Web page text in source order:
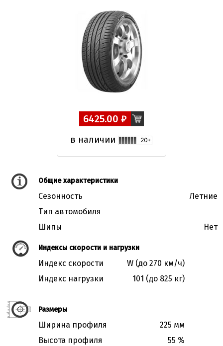
6425.00 ₽
в наличии
Общие характеристики
Сезонность
Летние
Тип автомобиля
Шипы
Нет
Индексы скорости и нагрузки
Индекс скорости
W (до 270 км/ч)
Индекс нагрузки
101 (до 825 кг)
Размеры
Ширина профиля
225 мм
Высота профиля
55 %